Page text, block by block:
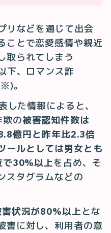
リなどを通じて出会
ことで恋愛感情や親近
取られてしまう
下、ロマンス詐
。
た情報によると、
の被害認知件数は
億円と昨年比2.3倍
ールとしては男女とも
で30%以上を占め、そ
スタグラムなどの
状況が80%以上 とな
害に対し、利用者の意